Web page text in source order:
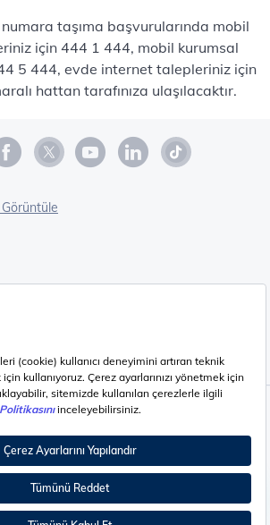
taşıma başvurularında mobil
için 444 1 444, mobil kurumsal
5 444, evde internet talepleriniz için
hattan tarafınıza ulaşılacaktır.